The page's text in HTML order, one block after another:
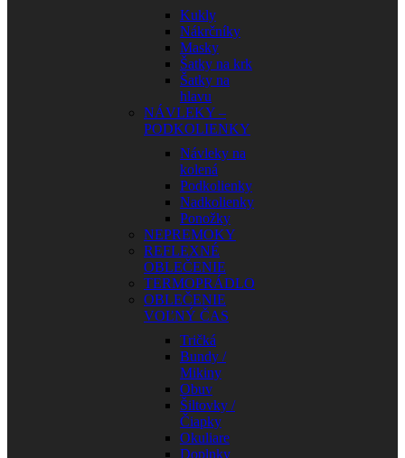
Kukly
Nákrčníky
Masky
Šatky na krk
Šatky na
hlavu
NÁVLEKY –
PODKOLIENKY
Návleky na
kolená
Podkolienky
Nadkolienky
Ponožky
NEPREMOKY
REFLEXNÉ
OBLEČENIE
TERMOPRÁDLO
OBLEČENIE
VOĽNÝ ČAS
Tričká
Bundy /
Mikiny
Obuv
Šiltovky /
Čiapky
Okuliare
Doplnky